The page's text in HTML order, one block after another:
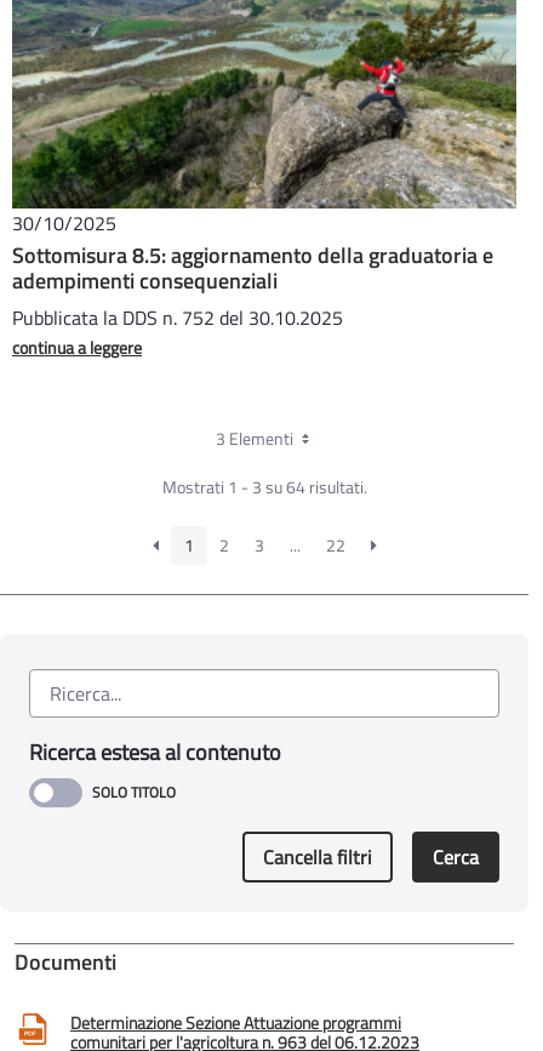
30/10/2025
Sottomisura 8.5: aggiornamento della graduatoria e
adempimenti consequenziali
Pubblicata la DDS n. 752 del 30.10.2025
continua a leggere
3 Elementi
Mostrati 1 - 3 su 64 risultati.
1 2 3 ... 22
Ricerca estesa al contenuto
Cancella filtri Cerca
Documenti
Determinazione Sezione Attuazione programmi
comunitari per l'agricoltura n. 963 del 06.12.2023